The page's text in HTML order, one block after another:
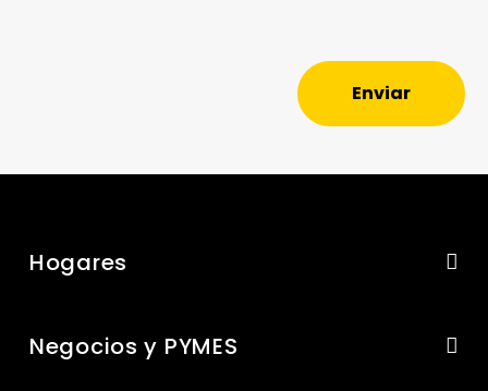
Enviar
Hogares
Negocios y PYMES